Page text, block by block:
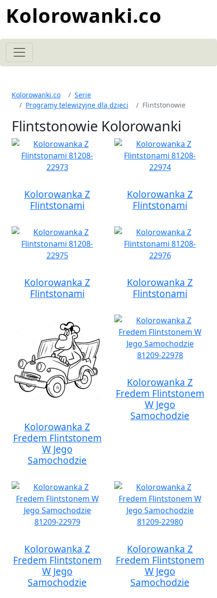
Kolorowanki.co
Kolorowanki.co
Serie
Programy telewizyjne dla dzieci
Flintstonowie
Flintstonowie Kolorowanki
Kolorowanka Z
Flintstonami
Kolorowanka Z
Flintstonami
Kolorowanka Z
Flintstonami
Kolorowanka Z
Flintstonami
Kolorowanka Z
Fredem Flintstonem
W Jego
Samochodzie
Kolorowanka Z
Fredem Flintstonem
W Jego
Samochodzie
Kolorowanka Z
Fredem Flintstonem
W Jego
Samochodzie
Kolorowanka Z
Fredem Flintstonem
W Jego
Samochodzie